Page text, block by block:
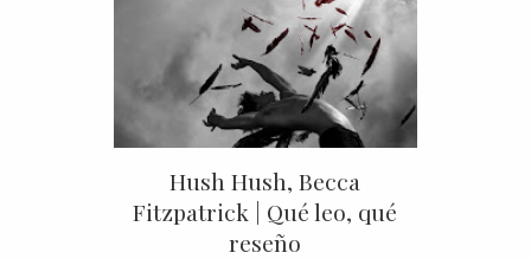
Hush Hush, Becca
Fitzpatrick | Qué leo, qué
reseño